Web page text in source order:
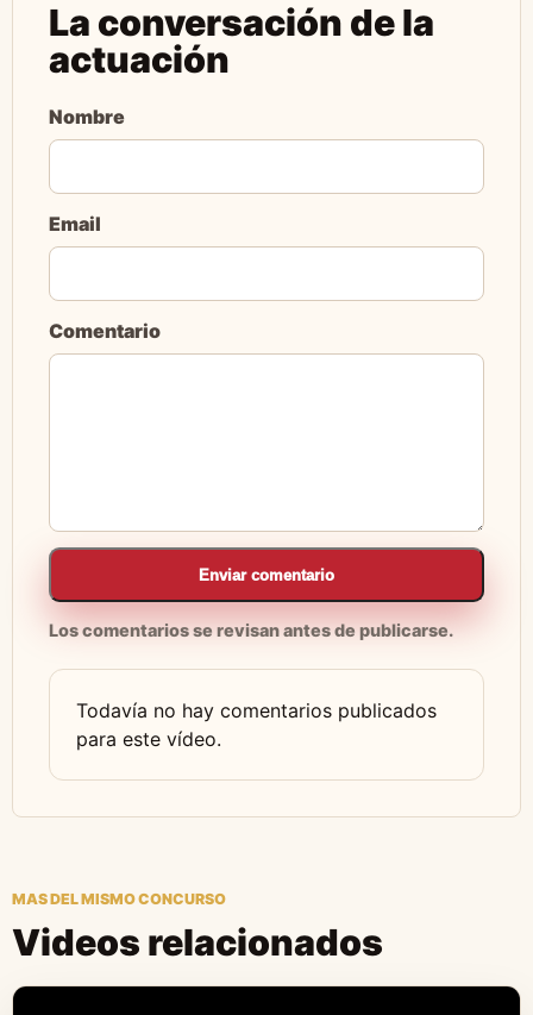
La conversación de la
actuación
Nombre
Email
Comentario
Enviar comentario
Los comentarios se revisan antes de publicarse.
Todavía no hay comentarios publicados
para este vídeo.
MAS DEL MISMO CONCURSO
Videos relacionados